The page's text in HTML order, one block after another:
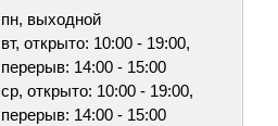
пн, выходной
вт, открыто: 10:00 - 19:00,
перерыв: 14:00 - 15:00
ср, открыто: 10:00 - 19:00,
перерыв: 14:00 - 15:00